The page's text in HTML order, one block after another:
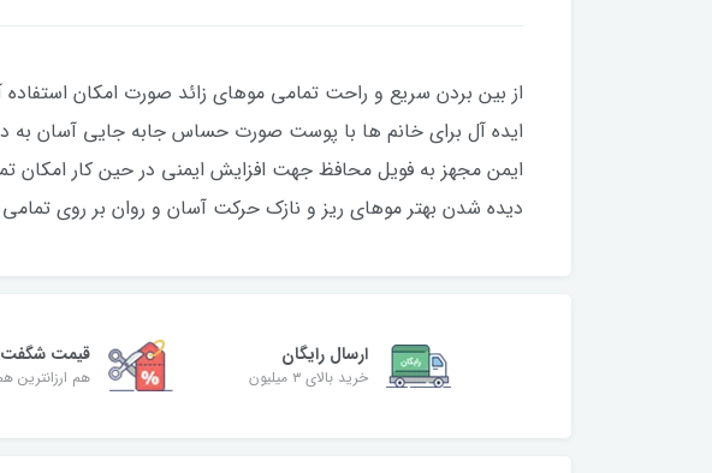
از بین بردن سریع و راحت تمامی موهای زائد صورت امکان
ایده آل برای خانم ها با پوست صورت حساس جابه جایی آسان به
دیده شدن بهتر موهای ریز و نازک حرکت آسان و روان بر روی
ارسال رایگان
خرید بالای ۳ میلیون
قیمت
هم ارزانترین